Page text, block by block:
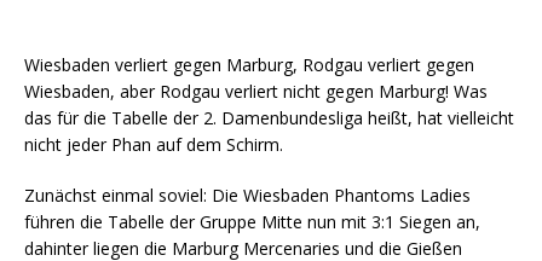
Wiesbaden verliert gegen Marburg, Rodgau verliert gegen
Wiesbaden, aber Rodgau verliert nicht gegen Marburg! Was
das für die Tabelle der 2. Damenbundesliga heißt, hat vielleicht
nicht jeder Phan auf dem Schirm.
Zunächst einmal soviel: Die Wiesbaden Phantoms Ladies
führen die Tabelle der Gruppe Mitte nun mit 3:1 Siegen an,
dahinter liegen die Marburg Mercenaries und die Gießen